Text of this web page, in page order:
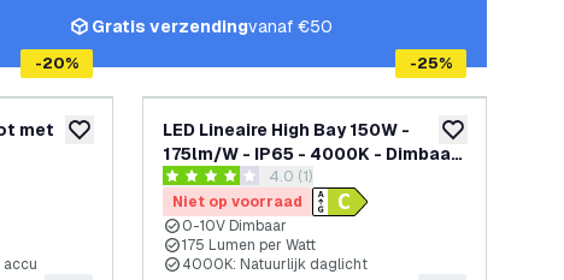
toevoegen aan verlanglijst
-20%
met
toevoegen
-25%
LED Lineaire High Bay 150W -
175lm/W - IP65 - 4000K - Dimbaar
- Lumileds Chips -
Magazijnverlichting - 5 jaar
garantie
reviews drawer openen
4 score sterren 4.0 (1)
Niet op voorraad
0-10V Dimbaar
175 Lumen per Watt
4000K: Natuurlijk daglicht
Gratis verzendingvanaf €50